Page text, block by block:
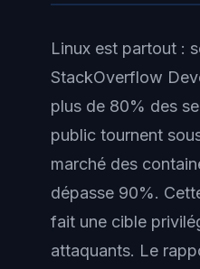
Linux est partout :
StackOverflow
plus de 80% des
public tournent
marché des
dépasse 90%.
fait une cible
attaquants. Le